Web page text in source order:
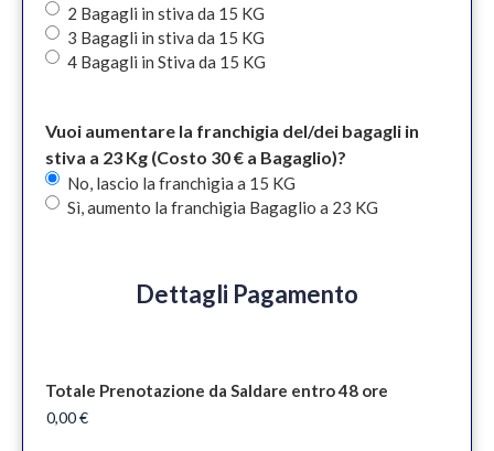
2 Bagagli in stiva da 15 KG
3 Bagagli in stiva da 15 KG
4 Bagagli in Stiva da 15 KG
Vuoi aumentare la franchigia del/dei bagagli in
stiva a 23 Kg (Costo 30 € a Bagaglio)?
No, lascio la franchigia a 15 KG
Sì, aumento la franchigia Bagaglio a 23 KG
Dettagli Pagamento
Totale Prenotazione da Saldare entro 48 ore